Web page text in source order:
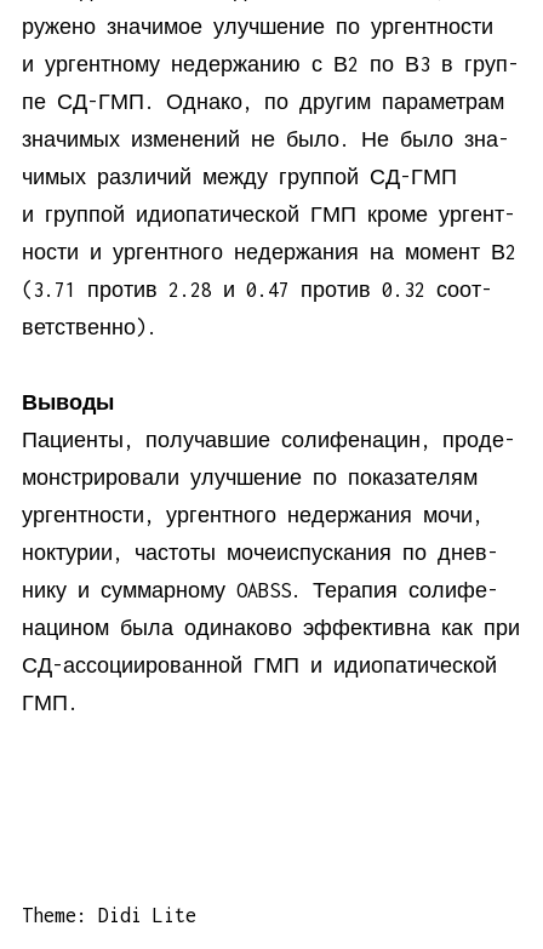
ру­же­но зна­чи­мое улуч­ше­ние по ур­гент­но­сти
и ур­гент­но­му недер­жа­нию с В2 по В3 в груп­
пе СД-ГМП. Од­на­ко, по дру­гим па­ра­мет­рам
зна­чи­мых из­ме­не­ний не бы­ло. Не бы­ло зна­
чи­мых раз­ли­чий меж­ду груп­пой СД-ГМП
и груп­пой идио­па­ти­че­ской ГМП кро­ме ур­гент­
но­сти и ур­гент­но­го недер­жа­ния на мо­мент В2
(3.71 про­тив 2.28 и 0.47 про­тив 0.32 со­от­
вет­ственно).
Выводы
Па­ци­ен­ты, по­лу­чав­шие со­ли­фе­на­цин, про­де­
мон­стри­ро­ва­ли улуч­ше­ние по по­ка­за­те­лям
ур­гент­но­сти, ур­гент­но­го недер­жа­ния мо­чи,
нок­ту­рии, ча­сто­ты мо­че­ис­пус­ка­ния по днев­
ни­ку и сум­мар­но­му OABSS. Те­ра­пия со­ли­фе­
на­ци­ном бы­ла оди­на­ко­во эф­фек­тив­на как при
СД-ас­со­ци­и­ро­ван­ной ГМП и идио­па­ти­че­ской
ГМП.
Theme: Didi Lite